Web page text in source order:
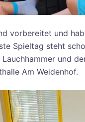
vorbereitet und
Spieltag steht
und
Am Weidenhof.